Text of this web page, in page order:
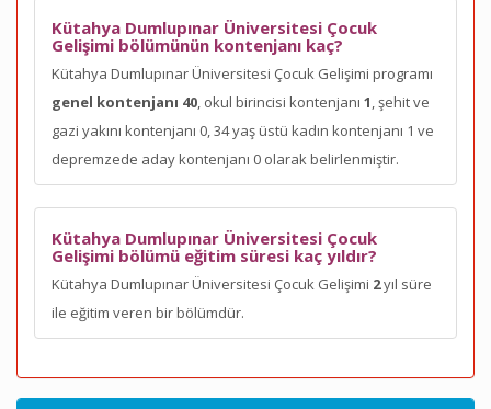
Kütahya Dumlupınar Üniversitesi Çocuk
Gelişimi bölümünün kontenjanı kaç?
Kütahya Dumlupınar Üniversitesi Çocuk Gelişimi programı
genel kontenjanı 40, okul birincisi kontenjanı 1, şehit ve
gazi yakını kontenjanı 0, 34 yaş üstü kadın kontenjanı 1 ve
depremzede aday kontenjanı 0 olarak belirlenmiştir.
Kütahya Dumlupınar Üniversitesi Çocuk
Gelişimi bölümü eğitim süresi kaç yıldır?
Kütahya Dumlupınar Üniversitesi Çocuk Gelişimi 2yıl süre
ile eğitim veren bir bölümdür.